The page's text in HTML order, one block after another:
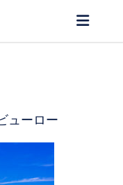
ューロー